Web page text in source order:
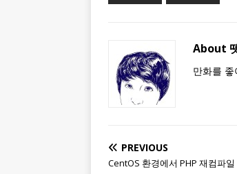
About
만화를
PREVIOUS
CentOS 환경에서 PHP 재컴파